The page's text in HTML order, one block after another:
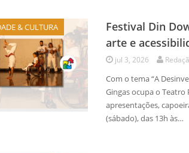
& CULTURA
Festival Din
arte e
jul 3, 2026
Com o tema “A
Gingas ocupa o
apresentações,
(sábado), das 13h às…